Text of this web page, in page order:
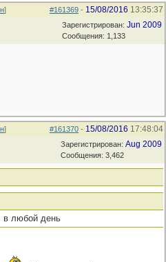
#161369 - 15/08/2016 13:35:37
]
Зарегистрирован: Jun 2009
Сообщения: 1,133
#161370 - 15/08/2016 17:48:04
]
Зарегистрирован: Aug 2009
Сообщения: 3,462
в любой день